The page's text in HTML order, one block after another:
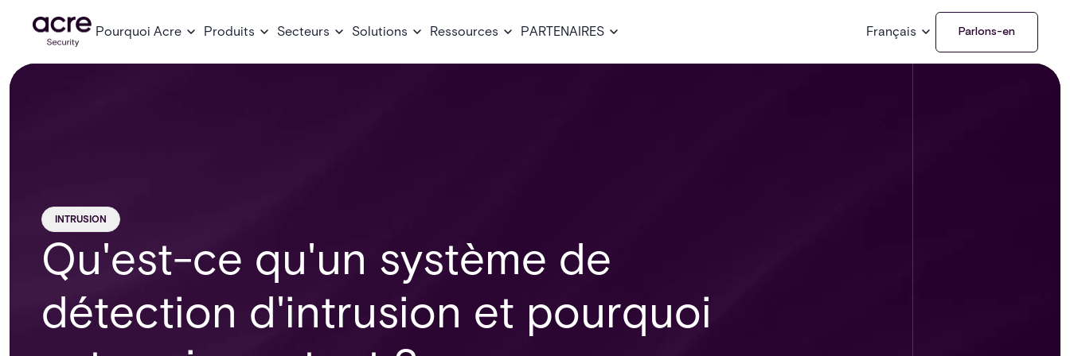
Pourquoi Acre Produits Secteurs Solutions Ressources PARTENAIRES Français Parlons-en
INTRUSION
Qu'est-ce qu'un système de
détection d'intrusion et pourquoi